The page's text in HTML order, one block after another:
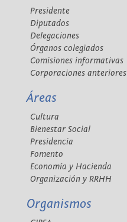
Presidente
Diputados
Delegaciones
Órganos colegiados
Comisiones informativas
Corporaciones anteriores
Áreas
Cultura
Bienestar Social
Presidencia
Fomento
Economía y Hacienda
Organización y RRHH
Organismos